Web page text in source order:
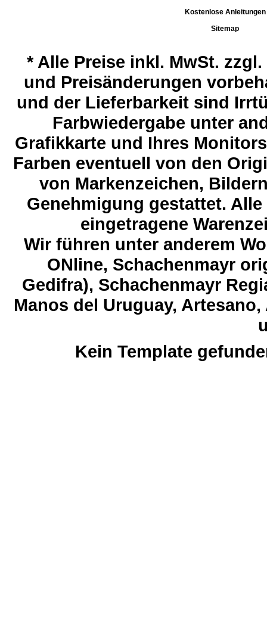
Kostenlose Anleitungen
Sitemap
*Alle Preise inkl. MwSt.
und Preisänderungen
und der Lieferbarkeit sind
Farbwiedergabe unter
Grafikkarte und Ihres
Farben eventuell von den
von Markenzeichen,
Genehmigung gestattet.
eingetragene
Wir führen unter anderem
ONline, Schachenmayr
Gedifra), Schachenmayr
Manos del Uruguay,
Kein Template